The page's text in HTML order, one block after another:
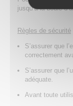
jusqu’à la boule
Règles de sécurité
S’assurer que
correctement
S’assurer que
adéquate.
Avant toute